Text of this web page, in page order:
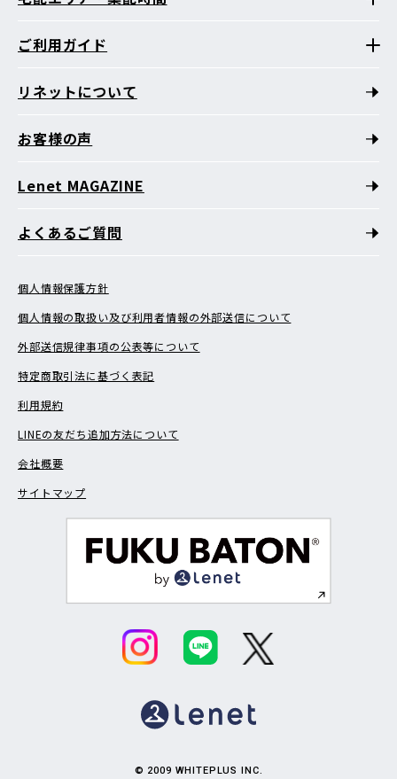
ご利用ガイド
リネットについて
お客様の声
Lenet MAGAZINE
よくあるご質問
個人情報保護方針
個人情報の取扱い及び利用者情報の外部送信について
外部送信規律事項の公表等について
特定商取引法に基づく表記
利用規約
LINEの友だち追加方法について
会社概要
サイトマップ
© 2009 WHITEPLUS INC.